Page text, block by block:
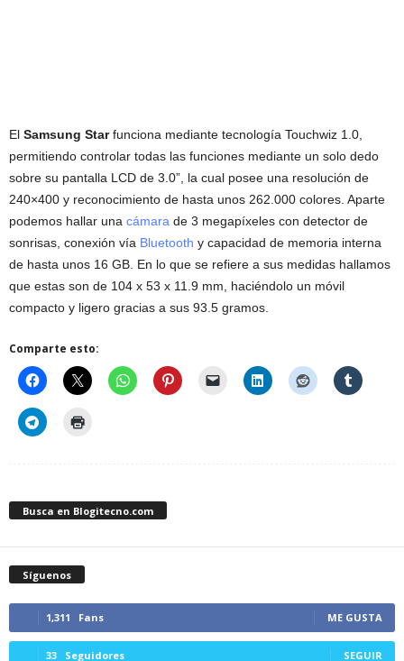
El Samsung Starfunciona mediante tecnología Touchwiz 1.0,
permitiendo controlar todas las funciones mediante un solo dedo
sobre su pantalla LCD de 3.0”, la cual posee una resolución de
240×400 y reconocimiento de hasta unos 262.000 colores. Aparte
podemos hallar una cámara de 3 megapíxeles con detector de
sonrisas, conexión vía Bluetooth y capacidad de memoria interna
de hasta unos 16 GB. En lo que se refiere a sus medidas hallamos
que estas son de 104 x 53 x 11.9 mm, haciéndolo un móvil
compacto y ligero gracias a sus 93.5 gramos.
Comparte esto:
Busca en Blogitecno.com
Síguenos
1,311 Fans ME GUSTA
33 Seguidores SEGUIR